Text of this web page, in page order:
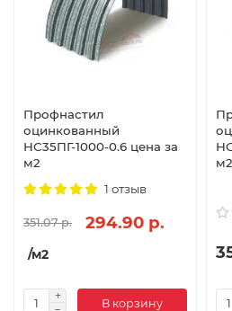
Профнастил
оцинкованный
НС35ПГ-1000-0.6 цена за
м2
1 отзыв
351.07 р. 294.90 р.
/м2
В корзину
м2